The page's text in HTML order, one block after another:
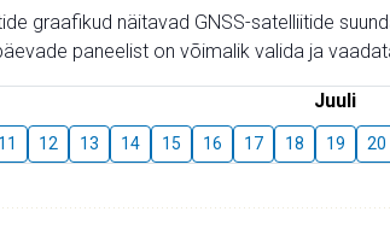
graafikud näitavad GNSS-satelliitide
paneelist on võimalik valida ja
Juuli
11 12 13 14 15 16 17 18 19 20